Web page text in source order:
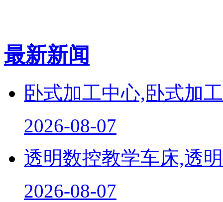
最新新闻
卧式加工中心,卧式加
2026-08-07
透明数控教学车床,透
2026-08-07